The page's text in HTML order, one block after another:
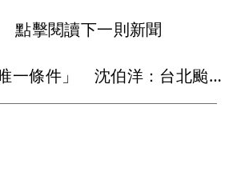
點擊閱讀下一則新聞
「陸警非放假唯一條件」 沈伯洋：台北颱風整備假應標準一致